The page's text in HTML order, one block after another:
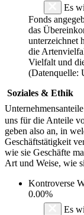
Es
Fonds
das
unterzeichnet
die
Vielfalt und
(Datenquelle:
Soziales & Ethik
Unternehmensanteile
uns für die Anteile
geben also an, in
Geschäftstätigkeit
wie sie Geschäfte
Art und Weise, wie
Kontroverse
0.00%
Es